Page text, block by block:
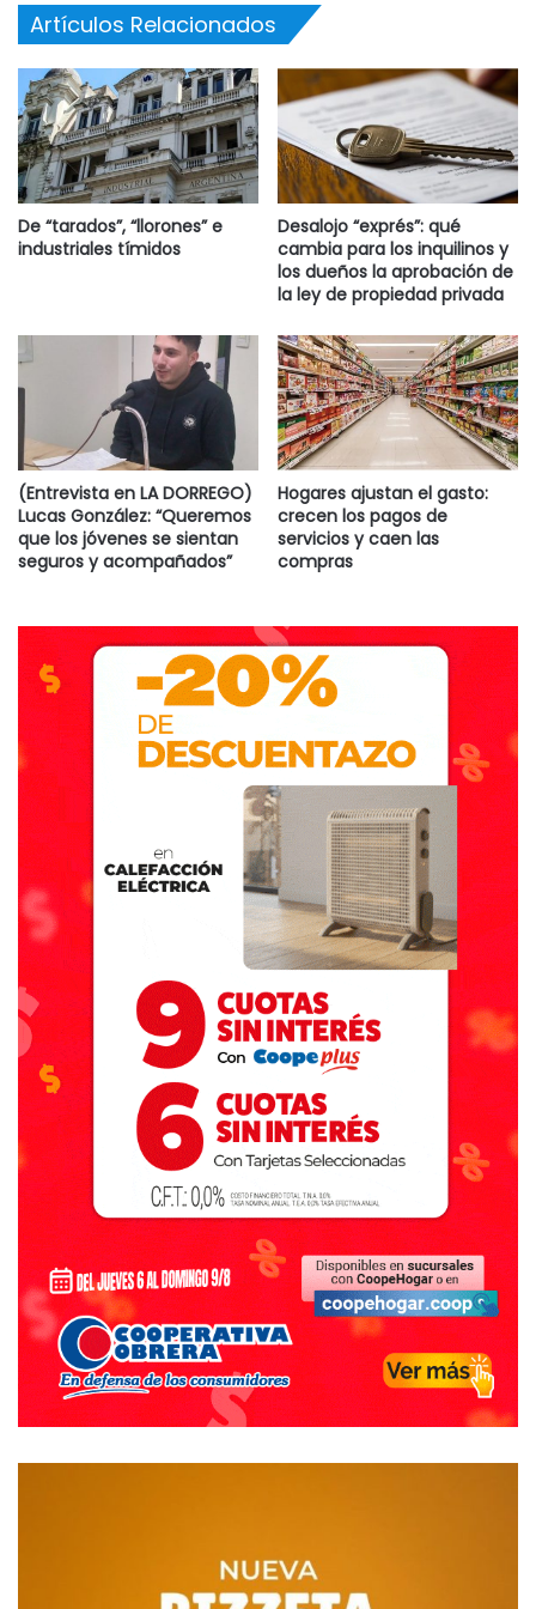
Artículos Relacionados
De “tarados”, “llorones” e
industriales tímidos
Desalojo “exprés”: qué
cambia para los inquilinos y
los dueños la aprobación de
la ley de propiedad privada
(Entrevista en LA DORREGO)
Lucas González: “Queremos
que los jóvenes se sientan
seguros y acompañados”
Hogares ajustan el gasto:
crecen los pagos de
servicios y caen las
compras